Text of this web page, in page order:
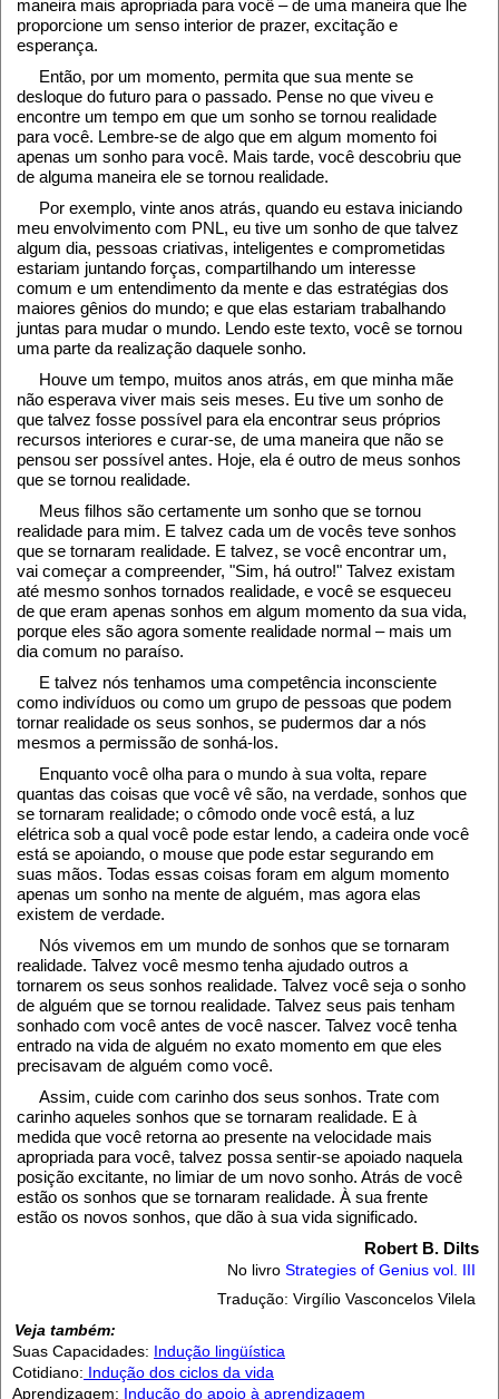
maneira mais apropriada para você – de uma maneira que lhe
proporcione um senso interior de prazer, excitação e
esperança.
Então, por um momento, permita que sua mente se
desloque do futuro para o passado. Pense no que viveu e
encontre um tempo em que um sonho se tornou realidade
para você. Lembre-se de algo que em algum momento foi
apenas um sonho para você. Mais tarde, você descobriu que
de alguma maneira ele se tornou realidade.
Por exemplo, vinte anos atrás, quando eu estava iniciando
meu envolvimento com PNL, eu tive um sonho de que talvez
algum dia, pessoas criativas, inteligentes e comprometidas
estariam juntando forças, compartilhando um interesse
comum e um entendimento da mente e das estratégias dos
maiores gênios do mundo; e que elas estariam trabalhando
juntas para mudar o mundo. Lendo este texto, você se tornou
uma parte da realização daquele sonho.
Houve um tempo, muitos anos atrás, em que minha mãe
não esperava viver mais seis meses. Eu tive um sonho de
que talvez fosse possível para ela encontrar seus próprios
recursos interiores e curar-se, de uma maneira que não se
pensou ser possível antes. Hoje, ela é outro de meus sonhos
que se tornou realidade.
Meus filhos são certamente um sonho que se tornou
realidade para mim. E talvez cada um de vocês teve sonhos
que se tornaram realidade. E talvez, se você encontrar um,
vai começar a compreender, "Sim, há outro!" Talvez existam
até mesmo sonhos tornados realidade, e você se esqueceu
de que eram apenas sonhos em algum momento da sua vida,
porque eles são agora somente realidade normal – mais um
dia comum no paraíso.
E talvez nós tenhamos uma competência inconsciente
como indivíduos ou como um grupo de pessoas que podem
tornar realidade os seus sonhos, se pudermos dar a nós
mesmos a permissão de sonhá-los.
Enquanto você olha para o mundo à sua volta, repare
quantas das coisas que você vê são, na verdade, sonhos que
se tornaram realidade; o cômodo onde você está, a luz
elétrica sob a qual você pode estar lendo, a cadeira onde você
está se apoiando, o mouse que pode estar segurando em
suas mãos. Todas essas coisas foram em algum momento
apenas um sonho na mente de alguém, mas agora elas
existem de verdade.
Nós vivemos em um mundo de sonhos que se tornaram
realidade. Talvez você mesmo tenha ajudado outros a
tornarem os seus sonhos realidade. Talvez você seja o sonho
de alguém que se tornou realidade. Talvez seus pais tenham
sonhado com você antes de você nascer. Talvez você tenha
entrado na vida de alguém no exato momento em que eles
precisavam de alguém como você.
Assim, cuide com carinho dos seus sonhos. Trate com
carinho aqueles sonhos que se tornaram realidade. E à
medida que você retorna ao presente na velocidade mais
apropriada para você, talvez possa sentir-se apoiado naquela
posição excitante, no limiar de um novo sonho. Atrás de você
estão os sonhos que se tornaram realidade. À sua frente
estão os novos sonhos, que dão à sua vida significado.
Robert B. Dilts
No livro Strategies of Genius vol. III
Tradução: Virgílio Vasconcelos Vilela
Veja também:
Suas Capacidades: Indução lingüística
Cotidiano: Indução dos ciclos da vida
Aprendizagem: Indução do apoio à aprendizagem